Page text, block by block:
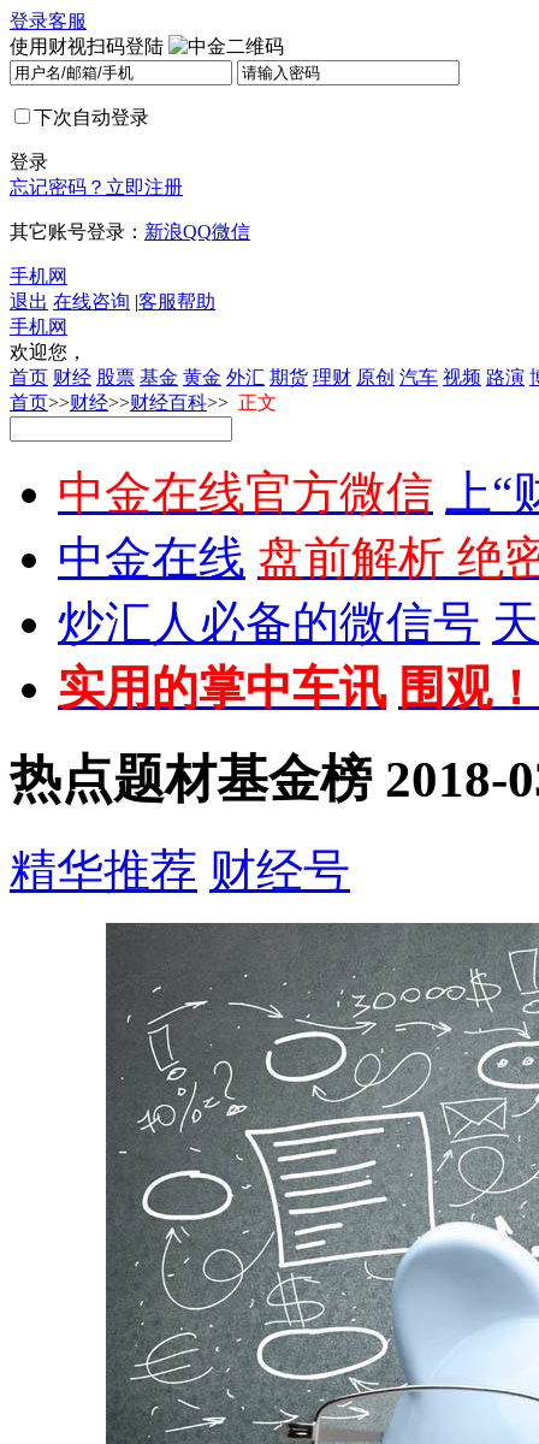
登录客服
使用财视扫码登陆
下次自动登录
登录
忘记密码？ 立即注册
其它账号登录： 新浪QQ微信
手机网
退出 在线咨询 |客服帮助
手机网
欢迎您，
首页 财经 股票 基金 黄金 外汇 期货 理财 原创 汽车 视频 路演
首页>>财经>>财经百科>> 正文
中金在线官方微信
上
中金在线 盘前解析 绝
炒汇人必备的微信号
实用的掌中车讯 围观
热点题材基金榜 2018-
精华推荐 财经号